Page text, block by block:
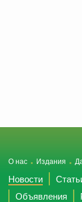
О нас Издания
Новости
Объявления